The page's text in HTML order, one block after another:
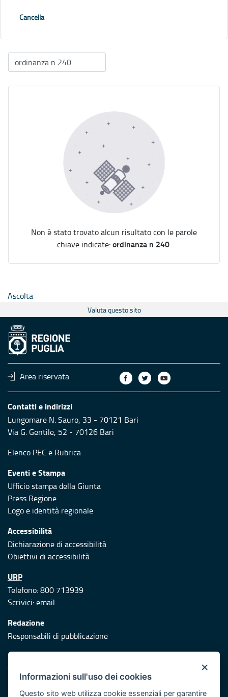
Cancella
Non è stato trovato alcun risultato con le parole
chiave indicate:ordinanza n 240.
Ascolta
Valuta questo sito
Area riservata
Contatti e indirizzi
Lungomare N. Sauro, 33 - 70121 Bari
Via G. Gentile, 52 - 70126 Bari
Elenco PEC e Rubrica
Eventi e Stampa
Ufficio stampa della Giunta
Press Regione
Logo e identità regionale
Accessibilità
Dichiarazione di accessibilità
Obiettivi di accessibilità
URP
Telefono: 800 713939
Scrivici:email
Redazione
Responsabili di pubblicazione
Protezione civile
Vai al sito di Protezione Civile Puglia
Iniziativa finanziata con risorse del POR Puglia 2014/2020 -
×
Informazioni sull'uso dei cookies
Questo sito web utilizza cookie essenziali per garantire